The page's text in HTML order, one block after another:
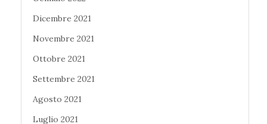
Dicembre 2021
Novembre 2021
Ottobre 2021
Settembre 2021
Agosto 2021
Luglio 2021